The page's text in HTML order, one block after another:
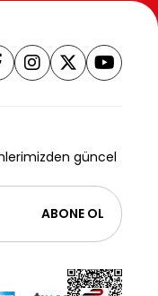
güncel
ABONE OL